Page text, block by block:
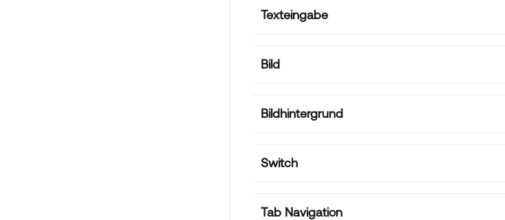
Texteingabe
Bild
Bildhintergrund
Switch
Tab Navigation